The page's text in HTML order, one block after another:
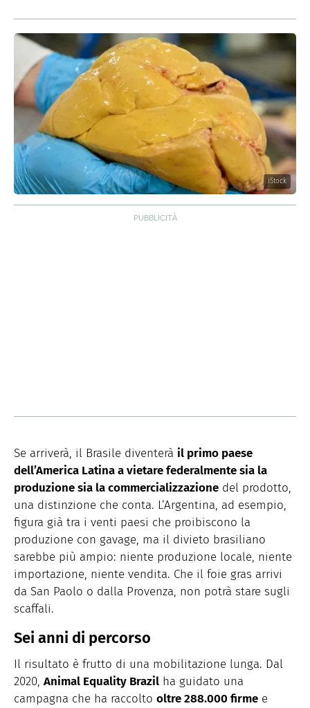
iStock
Se arriverà, il Brasile diventerà il primo paese
dell’America Latina a vietare federalmente sia la
produzione sia la commercializzazione del prodotto,
una distinzione che conta. L’Argentina, ad esempio,
figura già tra i venti paesi che proibiscono la
produzione con gavage, ma il divieto brasiliano
sarebbe più ampio: niente produzione locale, niente
importazione, niente vendita. Che il foie gras arrivi
da San Paolo o dalla Provenza, non potrà stare sugli
scaffali.
Sei anni di percorso
Il risultato è frutto di una mobilitazione lunga. Dal
2020, Animal Equality Brazil ha guidato una
campagna che ha raccolto oltre 288.000 firme e